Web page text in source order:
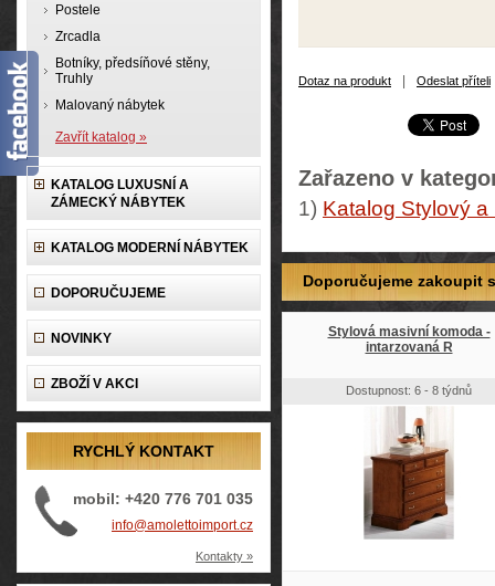
Postele
Zrcadla
Botníky, předsíňové stěny,
Truhly
Malovaný nábytek
Zavřít katalog »
KATALOG LUXUSNÍ A
ZÁMECKÝ NÁBYTEK
KATALOG MODERNÍ NÁBYTEK
DOPORUČUJEME
NOVINKY
ZBOŽÍ V AKCI
RYCHLÝ KONTAKT
mobil: +420 776 701 035
info@amolettoimport.cz
Kontakty »
Dotaz na produkt Odeslat příteli
Zařazeno v
1) Katalog Stylový
Doporučujeme zakoupit
Stylová masivní komoda -
intarzovaná R
Dostupnost: 6 - 8 týdnů